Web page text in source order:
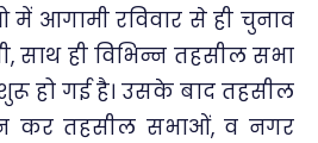
में आगामी रविवार से ही चुनाव
साथ ही विभिन्न तहसील सभा
शुरू हो गई है। उसके बाद तहसील
कर तहसील सभाओं, व नगर